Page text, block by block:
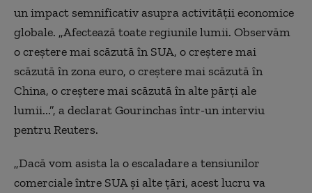
un impact semnificativ asupra activităţii economice
globale. „Afectează toate regiunile lumii. Observăm
o creştere mai scăzută în SUA, o creştere mai
scăzută în zona euro, o creştere mai scăzută în
China, o creştere mai scăzută în alte părţi ale
lumii...”, a declarat Gourinchas într-un interviu
pentru Reuters.
„Dacă vom asista la o escaladare a tensiunilor
comerciale între SUA şi alte ţări, acest lucru va